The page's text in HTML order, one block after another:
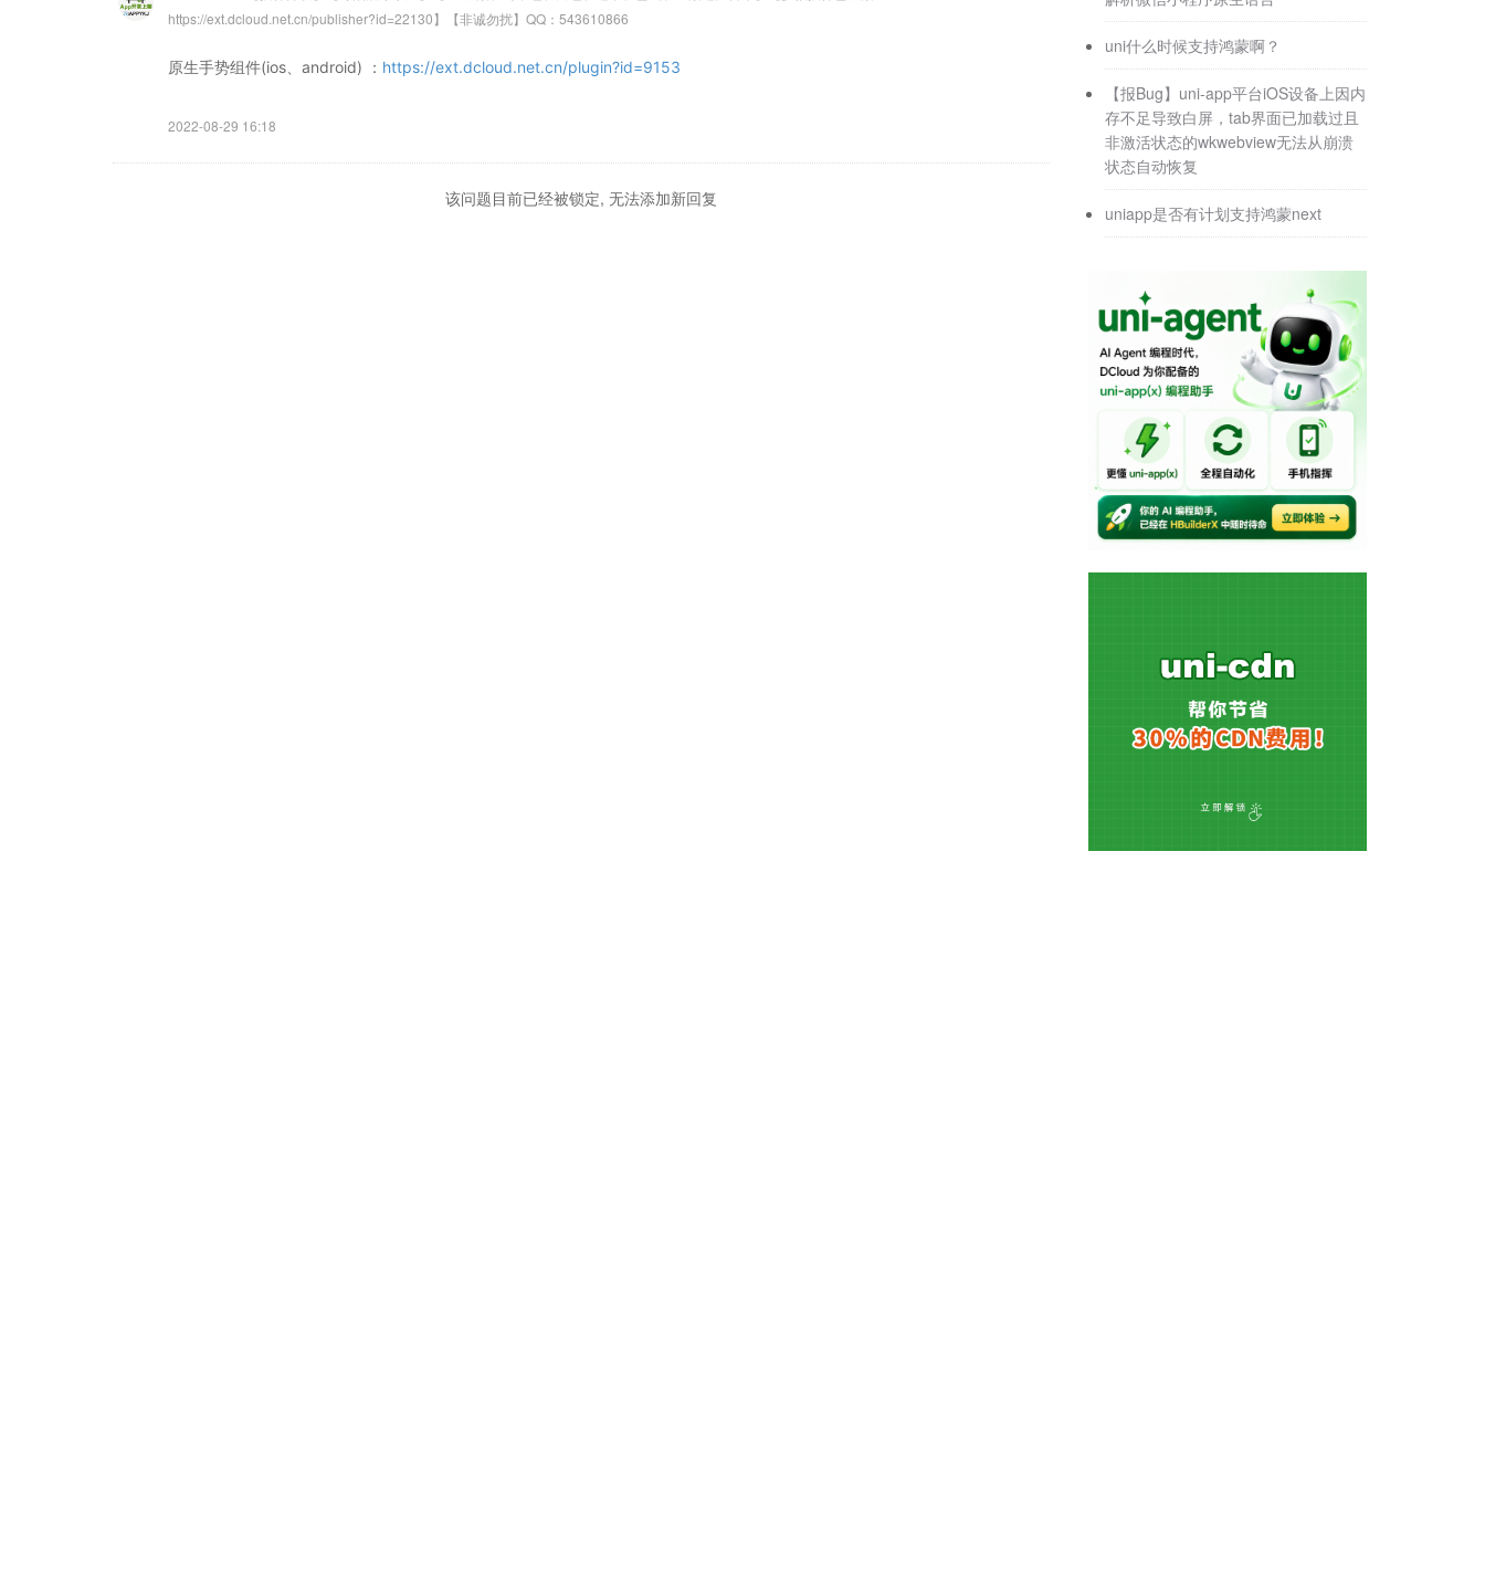
https://ext.dcloud.net.cn/publisher?id=22130】【非诚勿扰】QQ：543610866
原生手势组件(ios、android) ： https://ext.dcloud.net.cn/plugin?id=9153
2022-08-29 16:18
该问题目前已经被锁定, 无法添加新回复
uni什么时候支持鸿蒙啊？
【报Bug】uni-app平台iOS设备上因内
存不足导致白屏，tab界面已加载过且
非激活状态的wkwebview无法从崩溃
状态自动恢复
uniapp是否有计划支持鸿蒙next